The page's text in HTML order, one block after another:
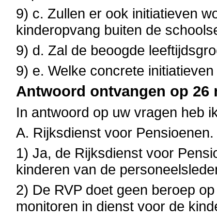
9) c. Zullen er ook initiatieven
kinderopvang buiten de
9) d. Zal de beoogde
9) e. Welke concrete
Antwoord ontvangen op 26
In antwoord op uw vragen heb
A. Rijksdienst voor Pensioenen.
1) Ja, de Rijksdienst voor
kinderen van de
2) De RVP doet geen beroep
monitoren in dienst voor de